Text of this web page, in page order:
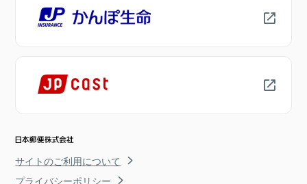
サイトのご利用について
プライバシーポリシー